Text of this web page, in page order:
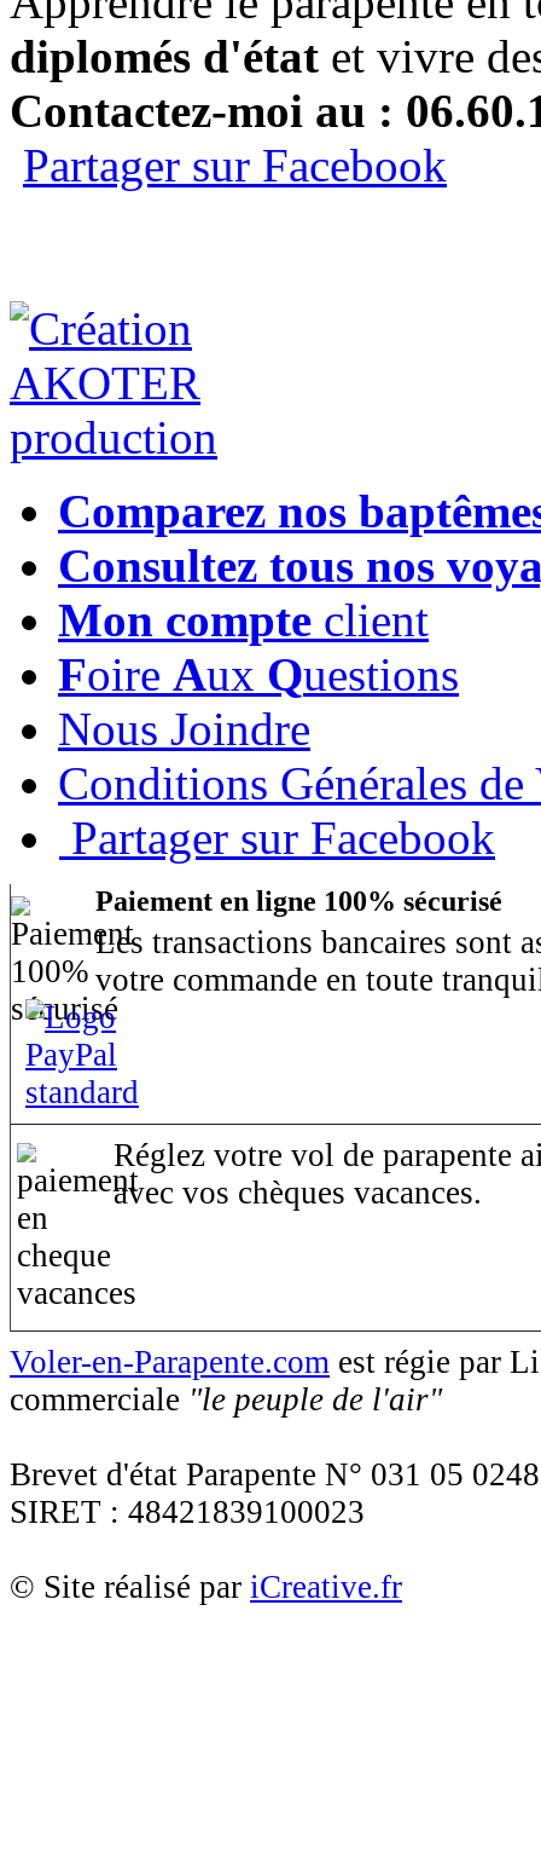
diplomés d'état et vivre
Contactez-moi au :
Partager sur Facebook
Comparez nos
Consultez tous nos
Mon compte client
Foire Aux Questions
Nous Joindre
Conditions Générales de
Partager sur Facebook
Paiement en ligne 100% sécurisé
Les transactions bancaires sont
votre commande en toute
Réglez votre vol de parapente
avec vos chèques vacances.
Voler-en-Parapente.com est régie par
commerciale "le peuple de l'air"
Brevet d'état Parapente N° 031 05 0248
SIRET : 48421839100023
© Site réalisé par iCreative.fr